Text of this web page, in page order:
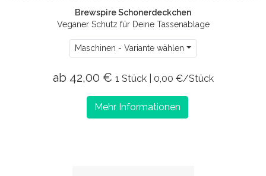
Brewspire Schonerdeckchen
Veganer Schutz für Deine Tassenablage
Maschinen - Variante wählen
ab 42,00 € 1 Stück | 0,00 €/Stück
Mehr Informationen